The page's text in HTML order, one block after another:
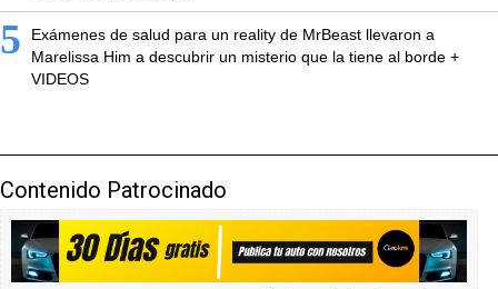
5
Exámenes de salud para un reality de MrBeast llevaron a
Marelissa Him a descubrir un misterio que la tiene al borde +
VIDEOS
Contenido Patrocinado